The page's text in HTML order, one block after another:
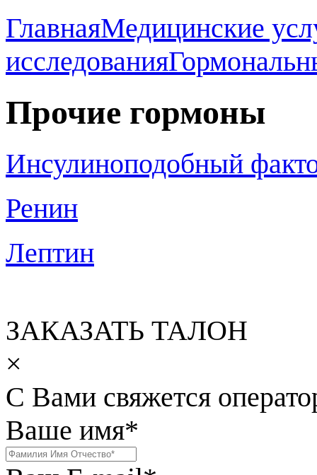
ГлавнаяМедицинские
исследования
Прочие гормоны
Инсулиноподобный
Ренин
Лептин
ЗАКАЗАТЬ ТАЛОН
×
С Вами свяжется
Ваше имя*